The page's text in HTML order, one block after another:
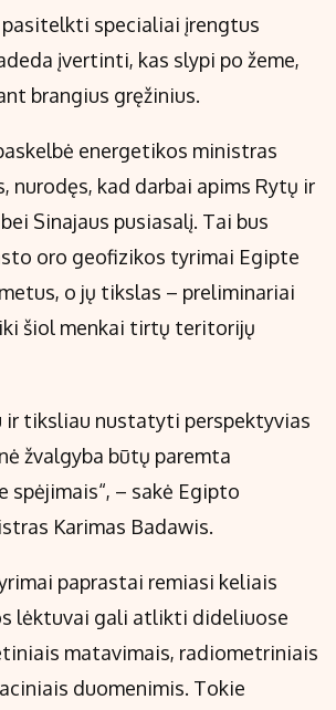
specialiai įrengtus
įvertinti, kas slypi po žeme,
brangius gręžinius.
energetikos ministras
nurodęs, kad darbai apims Rytų ir
Sinajaus pusiasalį. Tai bus
oro geofizikos tyrimai Egipte
o jų tikslas – preliminariai
šiol menkai tirtų teritorijų
ir tiksliau nustatyti perspektyvias
žvalgyba būtų paremta
spėjimais“, – sakė Egipto
Karimas Badawis.
paprastai remiasi keliais
lėktuvai gali atlikti dideliuose
matavimais, radiometriniais
duomenimis. Tokie